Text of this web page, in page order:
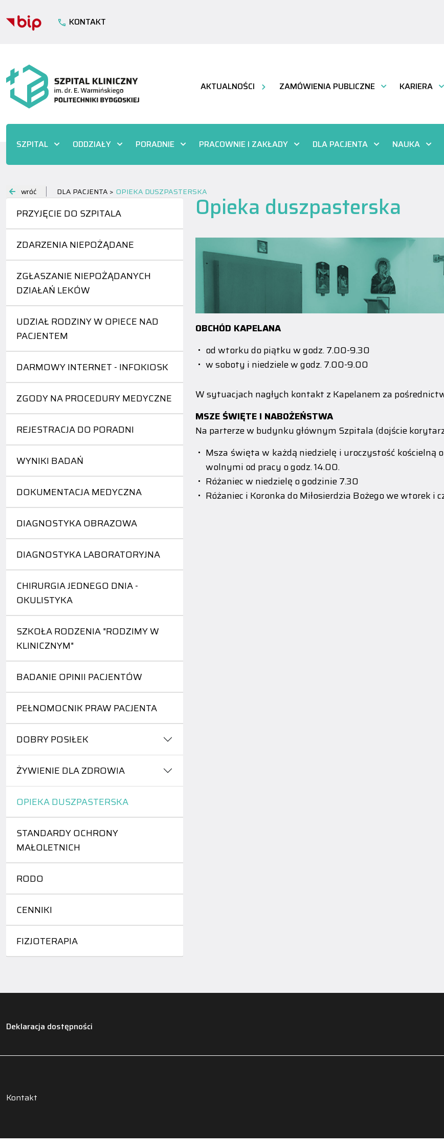
KONTAKT
AKTUALNOŚCI ZAMÓWIENIA PUBLICZNE KARIERA
SZPITAL ODDZIAŁY PORADNIE PRACOWNIE I ZAKŁADY DLA PACJENTA NAUKA
wróć DLA PACJENTA > OPIEKA DUSZPASTERSKA
PRZYJĘCIE DO SZPITALA
ZDARZENIA NIEPOŻĄDANE
ZGŁASZANIE NIEPOŻĄDANYCH
DZIAŁAŃ LEKÓW
UDZIAŁ RODZINY W OPIECE NAD
PACJENTEM
DARMOWY INTERNET - INFOKIOSK
ZGODY NA PROCEDURY MEDYCZNE
REJESTRACJA DO PORADNI
WYNIKI BADAŃ
DOKUMENTACJA MEDYCZNA
DIAGNOSTYKA OBRAZOWA
DIAGNOSTYKA LABORATORYJNA
CHIRURGIA JEDNEGO DNIA -
OKULISTYKA
SZKOŁA RODZENIA "RODZIMY W
KLINICZNYM"
BADANIE OPINII PACJENTÓW
PEŁNOMOCNIK PRAW PACJENTA
DOBRY POSIŁEK
ŻYWIENIE DLA ZDROWIA
OPIEKA DUSZPASTERSKA
STANDARDY OCHRONY
MAŁOLETNICH
RODO
CENNIKI
FIZJOTERAPIA
Opieka duszpasterska
OBCHÓD KAPELANA
od wtorku do piątku w godz. 7.00-9.30
w soboty i niedziele w godz. 7.00-9.00
W sytuacjach nagłych kontakt z Kapelanem za
MSZE ŚWIĘTE I NABOŻEŃSTWA
Na parterze w budynku głównym Szpitala (dojście
Msza święta w każdą niedzielę i uroczystość
wolnymi od pracy o godz. 14.00.
Różaniec w niedzielę o godzinie 7.30
Różaniec i Koronka do Miłosierdzia Bożego we wtorek
Deklaracja dostępności
Kontakt